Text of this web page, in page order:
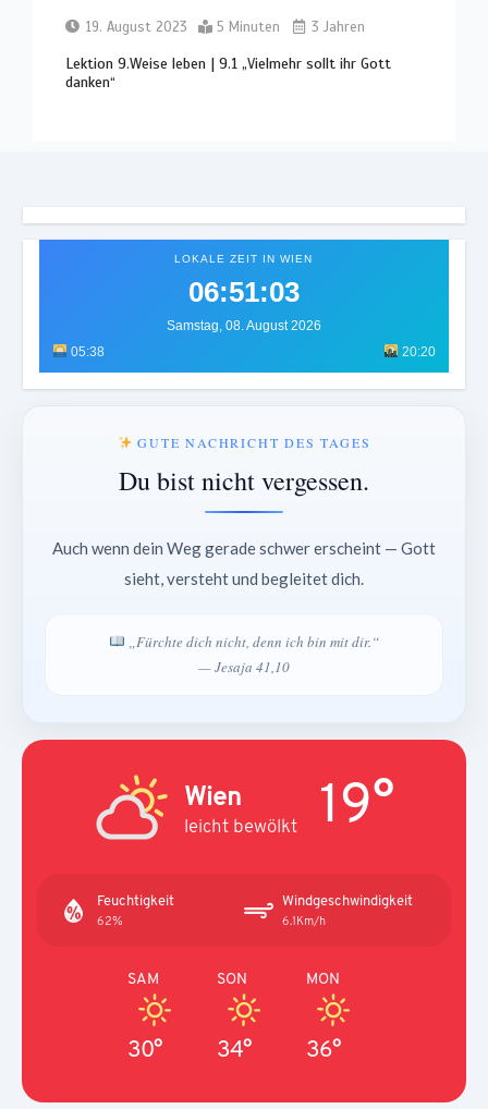
19. August 2023 5 Minuten 3 Jahren
Lektion 9.Weise leben | 9.1 „Vielmehr sollt ihr Gott
danken“
LOKALE ZEIT IN WIEN
06:51:07
Samstag, 08. August 2026
05:38
20:20
GUTE NACHRICHT DES TAGES
Du bist nicht vergessen.
Auch wenn dein Weg gerade schwer erscheint — Gott
sieht, versteht und begleitet dich.
„Fürchte dich nicht, denn ich bin mit dir.“
— Jesaja 41,10
Wien
leicht bewölkt 19°
Feuchtigkeit
62%
Windgeschwindigkeit
6.1Km/h
SAM
30°
SON
34°
MON
36°